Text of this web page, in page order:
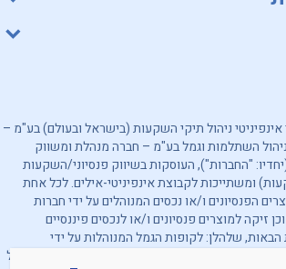
אינפיניטי ניהול תיקי השקעות (בישראל ובעולם) בע"מ –
ניהול השתלמות וגמל בע"מ – חברה מנהלת ומשווק
(יחדיו: "החברות"), העוסקות בשיווק פנסיוני/השקעות
ומשתייכות לקבוצת אינפיניטי-אילים. לכל אחת
הפנסיונים ו/או נכסים המנוהלים על ידי חברות
זיקה למוצרים פנסיונים ו/או לנכסים פיננסיים
הבאות, שלהלן: לקופות הגמל המנוהלות על ידי
וגמל בע"מ, ולקופות הגמל שהשקעותיהן מנוהלות על